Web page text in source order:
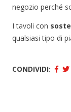
negozio perché
I tavoli con
qualsiasi tipo di
CONDIVIDI: